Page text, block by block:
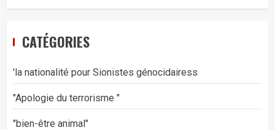
CATÉGORIES
'la nationalité pour Sionistes génocidairess
"Apologie du terrorisme "
"bien-être animal"